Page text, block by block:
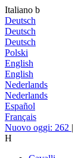
Italiano b
Deutsch
Deutsch
Deutsch
Polski
English
English
Nederlands
Nederlands
Español
Français
Nuovo oggi: 262 |
H